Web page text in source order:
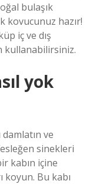
bulaşık
kovucunuz hazır!
iç ve dış
kullanabilirsiniz.
yok
ve
sinekleri
kabın içine
koyun. Bu kabı